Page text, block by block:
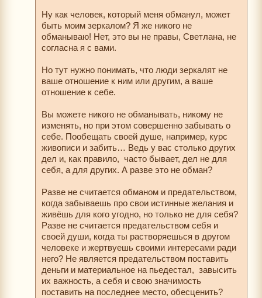
Ну как человек, который меня обманул, может
быть моим зеркалом? Я же никого не
обманываю! Нет, это вы не правы, Светлана, не
согласна я с вами.
Но тут нужно понимать, что люди зеркалят не
ваше отношение к ним или другим, а ваше
отношение к себе.
Вы можете никого не обманывать, никому не
изменять, но при этом совершенно забывать о
себе. Пообещать своей душе, например, курс
живописи и забить… Ведь у вас столько других
дел и, как правило, часто бывает, дел не для
себя, а для других. А разве это не обман?
Разве не считается обманом и предательством,
когда забываешь про свои истинные желания и
живёшь для кого угодно, но только не для себя?
Разве не считается предательством себя и
своей души, когда ты растворяешься в другом
человеке и жертвуешь своими интересами ради
него? Не является предательством поставить
деньги и материальное на пьедестал, завысить
их важность, а себя и свою значимость
поставить на последнее место, обесценить?